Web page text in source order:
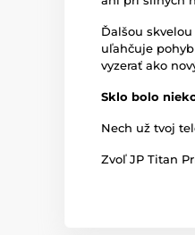
Ďalšou
uľahčuje
vyzerať ako
Sklo bolo
Nech už tvoj
Zvoľ JP Titan